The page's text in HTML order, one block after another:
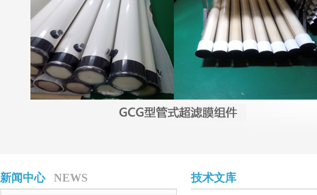
新闻中心 NEWS 技术文库